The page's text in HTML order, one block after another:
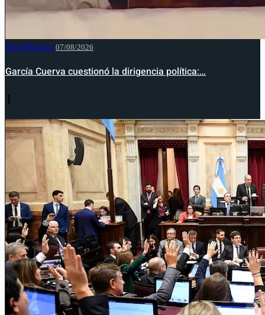
NACIONALES 07/08/2026
García Cuerva cuestionó la dirigencia política:…
1